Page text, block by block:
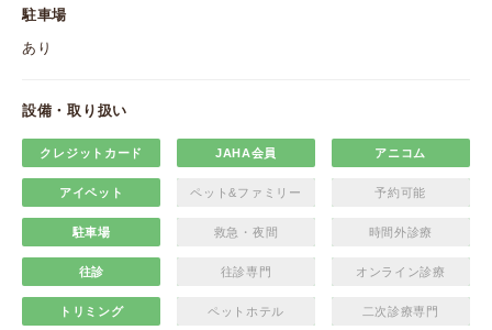
駐車場
あり
設備・取り扱い
クレジットカード JAHA会員 アニコム
アイペット ペット&ファミリー 予約可能
駐車場 救急・夜間 時間外診療
往診 往診専門 オンライン診療
トリミング ペットホテル 二次診療専門